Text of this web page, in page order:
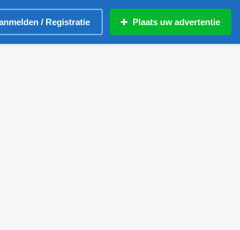
/ Registratie Plaats uw advertentie